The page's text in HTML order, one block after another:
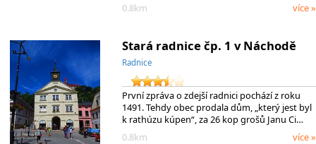
0.8km
více »
Stará radnice čp. 1 v Náchodě
Radnice
První zpráva o zdejší radnici pochází z roku
1491. Tehdy obec prodala dům, „který jest byl
k rathúzu kúpen“, za 26 kop grošů Janu Ci…
0.8km
více »